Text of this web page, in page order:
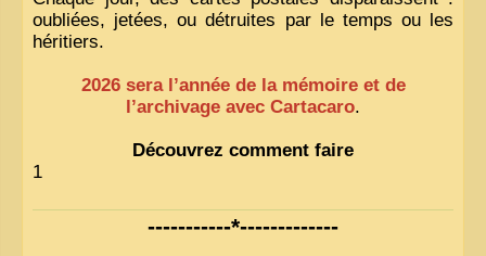
oubliées, jetées, ou détruites par le temps ou les
héritiers.
2026 sera l’année de la mémoire et de
l’archivage avec Cartacaro.
Découvrez comment faire
1
-----------*-------------